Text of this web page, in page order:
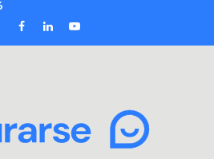
FACEBOOK
LINKEDIN
YOUTUBE